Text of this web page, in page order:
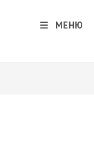
МЕНЮ